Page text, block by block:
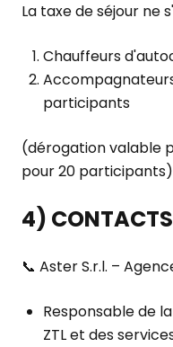
La taxe de séjour ne
Chauffeurs
participants
(dérogation valable
pour 20 participants)
4) CONTACTS
📞 Aster S.r.l. –
Responsable de
ZTL et des